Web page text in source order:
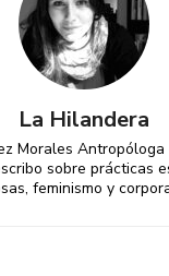
La Hilandera
Morales Antropóloga
sobre prácticas
feminismo y